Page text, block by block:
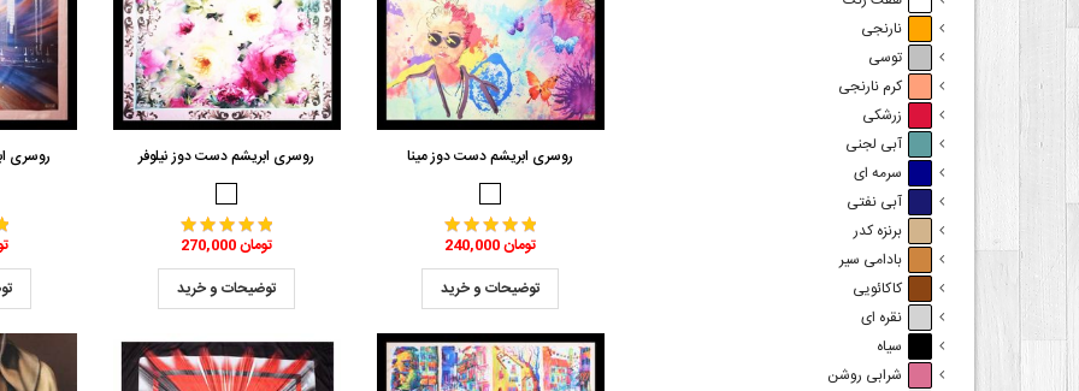
روسری ابریشم دست دوز مینا
240,000 تومان
توضیحات و خرید
روسری ابریشم دست دوز نیلوفر
270,000 تومان
توضیحات و خرید
روسری
نارنجی
توسی
کرم نارنجی
زرشکی
آبی لجنی
سرمه ای
آبی نفتی
برنزه کدر
بادامی سیر
کاکائویی
نقره ای
سیاه
شرابی روشن